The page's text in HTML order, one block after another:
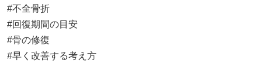
#不全骨折
#回復期間の目安
#骨の修復
#早く改善する考え方